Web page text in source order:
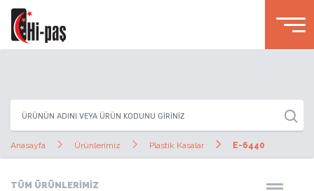
Anasayfa Ürünlerimiz Plastik Kasalar E-6440
TÜM ÜRÜNLERİMİZ